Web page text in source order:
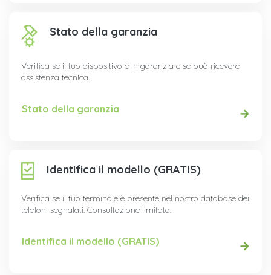
Stato della garanzia
Verifica se il tuo dispositivo è in garanzia e se può ricevere
assistenza tecnica.
Stato della garanzia
Identifica il modello (GRATIS)
Verifica se il tuo terminale è presente nel nostro database dei
telefoni segnalati. Consultazione limitata.
Identifica il modello (GRATIS)